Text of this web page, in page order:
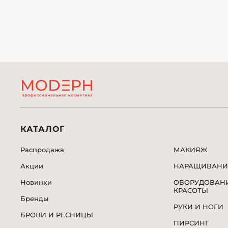
КАТАЛОГ
Распродажа
Акции
Новинки
Бренды
БРОВИ И РЕСНИЦЫ
МАКИЯЖ
КРАСОТЫ
РУКИ И НОГИ
ПИРСИНГ